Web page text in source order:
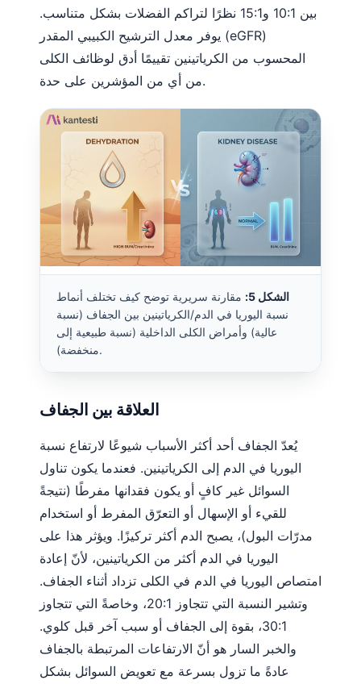
بين 10:1 و15:1 نظرًا لتراكم الفضلات بشكل متناسب.
يوفر معدل الترشيح الكبيبي المقدر (eGFR)
المحسوب من الكرياتينين تقييمًا أدق لوظائف الكلى
من أي من المؤشرين على حدة.
الشكل 5:
مقارنة سريرية توضح كيف تختلف أنماط
نسبة اليوريا في الدم/الكرياتينين بين الجفاف (نسبة
عالية) وأمراض الكلى الداخلية (نسبة طبيعية إلى
منخفضة).
العلاقة بين الجفاف
يُعدّ الجفاف أحد أكثر الأسباب شيوعًا لارتفاع نسبة
اليوريا في الدم إلى الكرياتينين. فعندما يكون تناول
السوائل غير كافٍ أو يكون فقدانها مفرطًا (نتيجةً
للقيء أو الإسهال أو التعرّق المفرط أو استخدام
مدرّات البول)، يصبح الدم أكثر تركيزًا. ويؤثر هذا على
اليوريا في الدم أكثر من الكرياتينين، لأنّ إعادة
امتصاص اليوريا في الدم في الكلى تزداد أثناء الجفاف.
وتشير النسبة التي تتجاوز 20:1، وخاصةً التي تتجاوز
30:1، بقوة إلى الجفاف أو سبب آخر قبل كلوي.
والخبر السار هو أنّ الارتفاعات المرتبطة بالجفاف
عادةً ما تزول بسرعة مع تعويض السوائل بشكل